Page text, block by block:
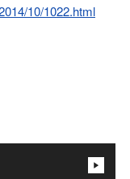
10/1022.html